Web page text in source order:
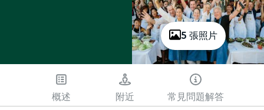
5 張照片
概述 附近 常見問題解答